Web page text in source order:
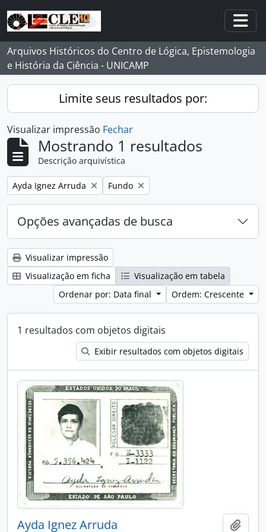
Skip to main content
Arquivos Históricos do Centro de Lógica, Epistemologia
e História da Ciência - UNICAMP
Limite seus resultados por:
Visualizar impressão Fechar
Mostrando 1 resultados
Descrição arquivística
Remover filtro:
Ayda Ignez Arruda Remover filtro:
Fundo
Opções avançadas de busca
Visualizar impressão
Visualização em ficha
Visualização em tabela
Ordenar por: Data final
Ordem: Crescente
1 resultados com objetos digitais
Exibir resultados com objetos digitais
Ayda Ignez Arruda